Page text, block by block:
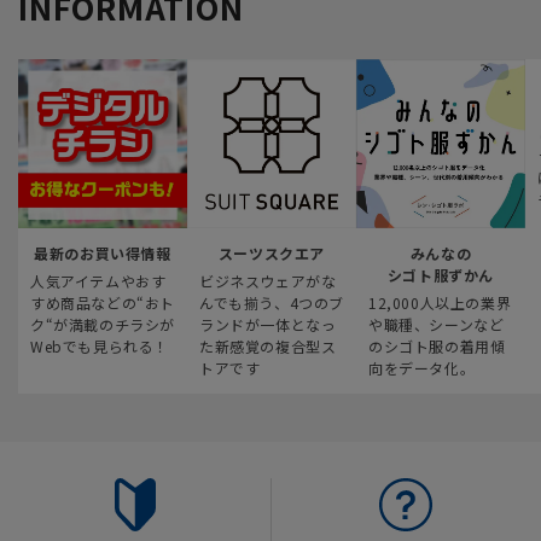
最新のお買い得情報
人気アイテムやおす
すめ商品などの“おト
ク“が満載のチラシが
Webでも見られる！
スーツスクエア
ビジネスウェアがな
んでも揃う、4つのブ
ランドが一体となっ
た新感覚の複合型ス
トアです
みんなの
シゴト服ずかん
12,000人以上の業界
や職種、シーンなど
のシゴト服の着用傾
向をデータ化。